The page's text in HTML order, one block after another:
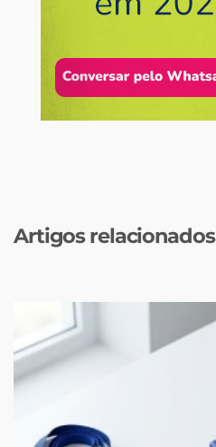
Artigos relacionados